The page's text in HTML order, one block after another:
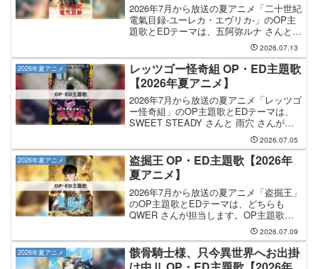
2026年7月から放送の夏アニメ「二十世紀
電氣目録-ユーレカ・エヴリカ-」のOP主
題歌とEDテーマは、五阿弥ルナ さんと
Ginger Root さんが担当します。OP主題
歌は 五阿弥ルナ さんが担当し、OP主題
歌のタイトルは「ユーレカ・エ...
2026.07.13
2026年夏アニメ
レッツゴー怪奇組 OP・ED主題歌
【2026年夏アニメ】
2026年7月から放送の夏アニメ「レッツゴ
ー怪奇組」のOP主題歌とEDテーマは、
SWEET STEADY さんと 雨穴 さんが担
当します。OP主題歌の担当はSWEET
STEADYさんで、曲名は「気味が悪いん
だからねっ」です。EDテーマの担...
2026.07.05
2026年夏アニメ
盗掘王 OP・ED主題歌【2026年
夏アニメ】
2026年7月から放送の夏アニメ「盗掘王」
のOP主題歌とEDテーマは、どちらも
QWER さんが担当します。OP主題歌の
タイトルは「SHOW DOWN」で、EDの
曲名は「To Be Continued」です。気にな
るところまで読み飛ばす O...
2026.07.09
2026年夏アニメ
骸骨騎士様、只今異世界へお出掛